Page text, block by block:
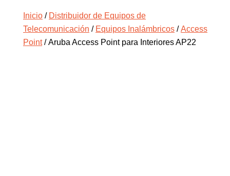
Inicio / Distribuidor de Equipos de
Telecomunicación / Equipos Inalámbricos /Access
Point/ Aruba Access Point para Interiores AP22